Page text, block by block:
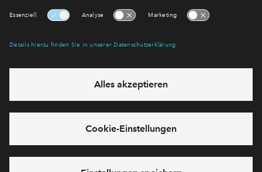
Abonnieren
für unsereDatenschutzerklärung
Formular: